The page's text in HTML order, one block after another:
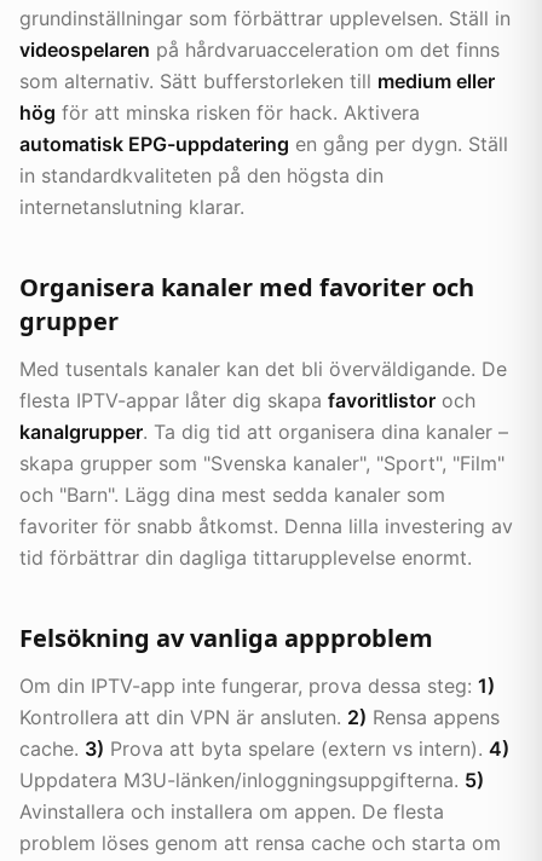
grundinställningar som förbättrar upplevelsen. Ställ in
videospelaren på hårdvaruacceleration om det finns
som alternativ. Sätt bufferstorleken till medium eller
hög för att minska risken för hack. Aktivera
automatisk EPG-uppdatering en gång per dygn. Ställ
in standardkvaliteten på den högsta din
internetanslutning klarar.
Organisera kanaler med favoriter och
grupper
Med tusentals kanaler kan det bli överväldigande. De
flesta IPTV-appar låter dig skapa favoritlistor och
kanalgrupper. Ta dig tid att organisera dina kanaler –
skapa grupper som "Svenska kanaler", "Sport", "Film"
och "Barn". Lägg dina mest sedda kanaler som
favoriter för snabb åtkomst. Denna lilla investering av
tid förbättrar din dagliga tittarupplevelse enormt.
Felsökning av vanliga appproblem
Om din IPTV-app inte fungerar, prova dessa steg: 1)
Kontrollera att din VPN är ansluten. 2) Rensa appens
cache. 3) Prova att byta spelare (extern vs intern). 4)
Uppdatera M3U-länken/inloggningsuppgifterna. 5)
Avinstallera och installera om appen. De flesta
problem löses genom att rensa cache och starta om